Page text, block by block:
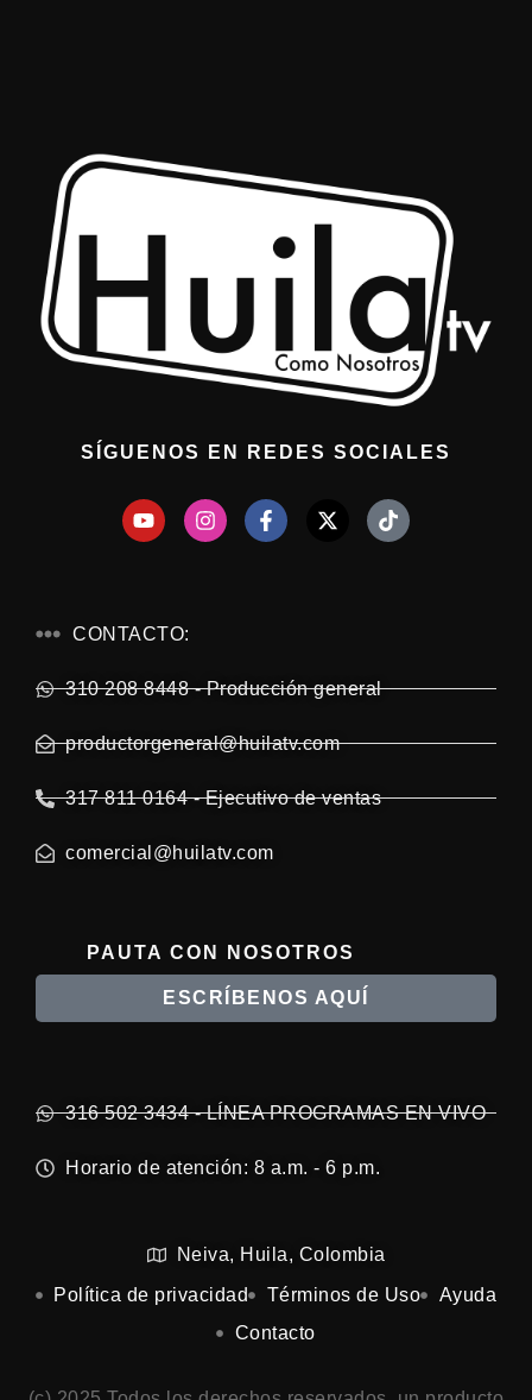
SÍGUENOS EN REDES SOCIALES
CONTACTO:
310 208 8448 - Producción general
productorgeneral@huilatv.com
317 811 0164 - Ejecutivo de ventas
comercial@huilatv.com
PAUTA CON NOSOTROS
ESCRÍBENOS AQUÍ
316 502 3434 - LÍNEA PROGRAMAS EN VIVO
Horario de atención: 8 a.m. - 6 p.m.
Neiva, Huila, Colombia
Política de privacidad
Términos de Uso
Ayuda
Contacto